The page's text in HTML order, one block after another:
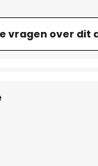
vragen over dit